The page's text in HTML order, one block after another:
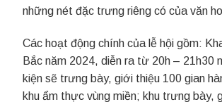
những nét đặc trưng riêng có của văn
Các hoạt động chính của lễ hội gồm:
Bắc năm 2024, diễn ra từ 20h – 21h30
kiện sẽ trưng bày, giới thiệu 100 gian
khu ẩm thực vùng miền; khu trưng bày,